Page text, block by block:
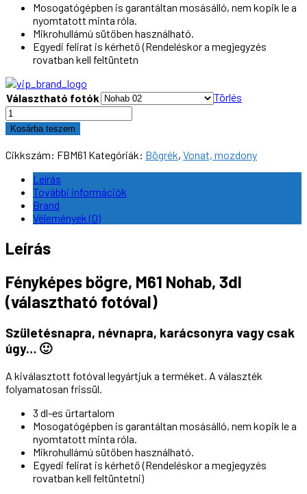
Mosogatógépben is garantáltan mosásálló, nem kopik le a
nyomtatott minta róla.
Mikrohullámú sütőben használható.
Egyedi felirat is kérhető (Rendeléskor a megjegyzés
rovatban kell feltüntetn
Választható fotók
Törlés
Fényképes
bögre,
M61
Nohab,
3dl
(választható
fotóval)
mennyiség
Kosárba teszem
Cikkszám: FBM61 Kategóriák: Bögrék, Vonat, mozdony
Leírás
További információk
Brand
Vélemények (0)
Leírás
Fényképes bögre, M61 Nohab, 3dl
(választható fotóval)
Születésnapra, névnapra, karácsonyra vagy csak
úgy… 🙂
A kiválasztott fotóval legyártjuk a terméket. A választék
folyamatosan frissül.
3 dl-es űrtartalom
Mosogatógépben is garantáltan mosásálló, nem kopik le a
nyomtatott minta róla.
Mikrohullámú sütőben használható.
Egyedi felirat is kérhető (Rendeléskor a megjegyzés
rovatban kell feltüntetni)